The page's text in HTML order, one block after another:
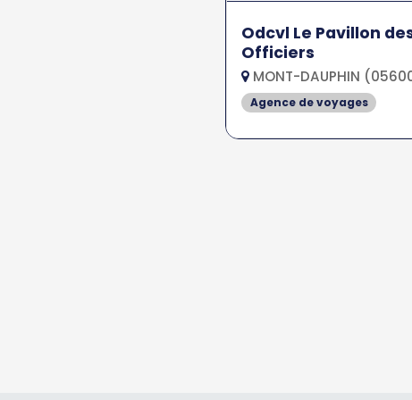
Odcvl Le Pavillon
Officiers
MONT-DAUPHIN
Agence de voyages